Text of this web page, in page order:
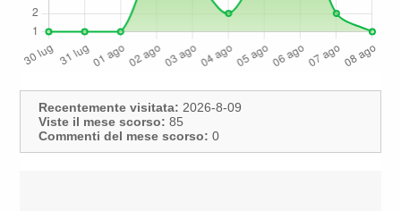
Recentemente visitata: 2026-8-09
Viste il mese scorso: 85
Commenti del mese scorso: 0